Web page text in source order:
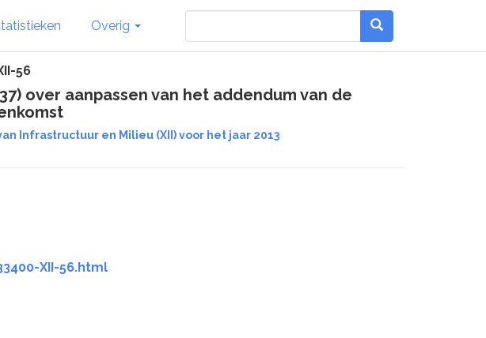
Overig
56
over aanpassen van het addendum van de
Infrastructuur en Milieu (XII) voor het jaar 2013
XII-56.html